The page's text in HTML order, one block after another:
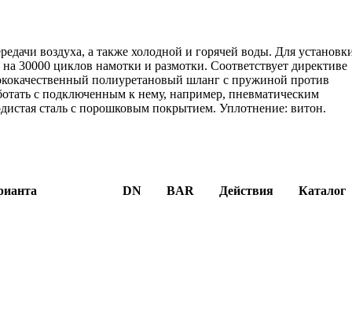
воздуха, а также холодной и горячей воды. Для
30000 циклов намотки и размотки. Соответствует директиве
полиуретановый шланг с пружиной против
с подключенным к нему, например, пневматическим
сталь с порошковым покрытием. Уплотнение: витон.
DN BAR Действия Каталог